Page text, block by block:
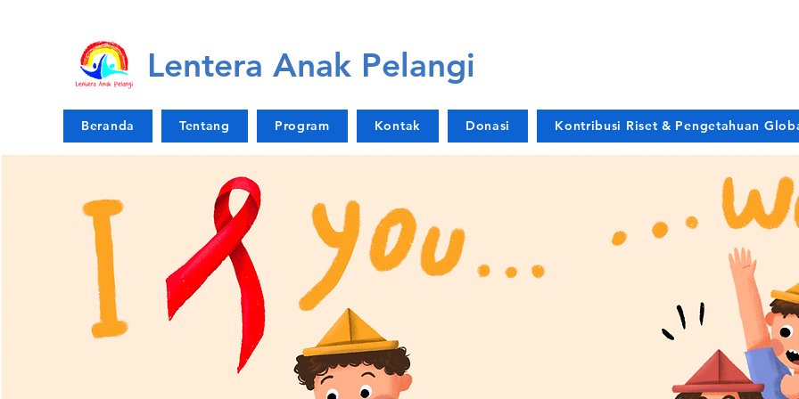
Lentera Anak Pelangi
Beranda Tentang Program Kontak Donasi Kontribusi Riset & Pengetahuan